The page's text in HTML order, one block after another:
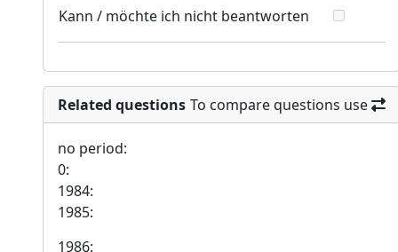
Kann / möchte ich nicht beantworten
Related questions To compare questions use
no period:
0:
1984:
1985:
1986: